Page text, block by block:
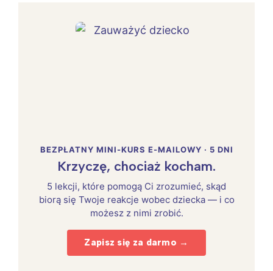
BEZPŁATNY MINI-KURS E-MAILOWY · 5 DNI
Krzyczę, chociaż kocham.
5 lekcji, które pomogą Ci zrozumieć, skąd
biorą się Twoje reakcje wobec dziecka — i co
możesz z nimi zrobić.
Zapisz się za darmo →